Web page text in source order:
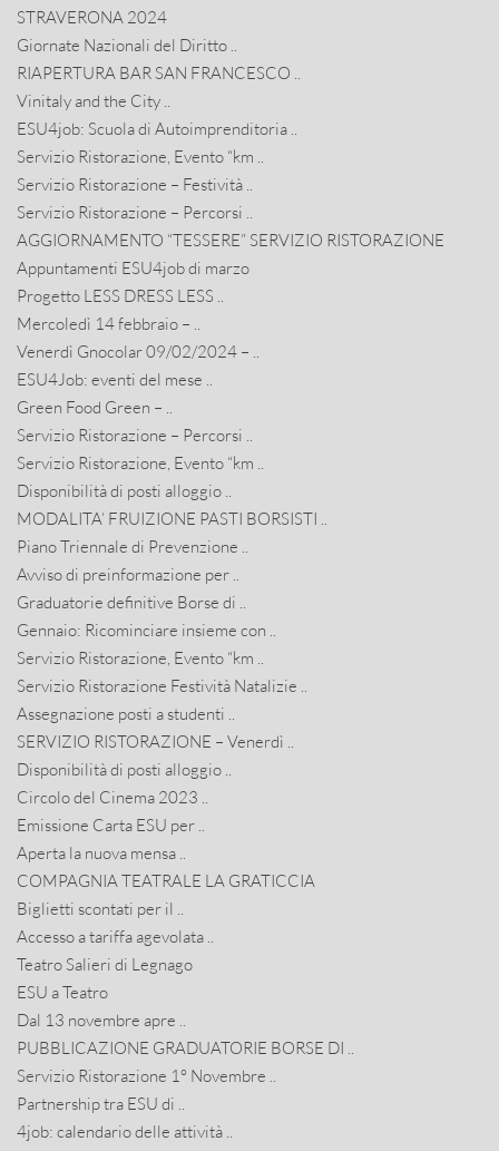
STRAVERONA 2024
Giornate Nazionali del Diritto ..
RIAPERTURA BAR SAN FRANCESCO ..
Vinitaly and the City ..
ESU4job: Scuola di Autoimprenditoria ..
Servizio Ristorazione, Evento “km ..
Servizio Ristorazione – Festività ..
Servizio Ristorazione – Percorsi ..
AGGIORNAMENTO “TESSERE” SERVIZIO RISTORAZIONE
Appuntamenti ESU4job di marzo
Progetto LESS DRESS LESS ..
Mercoledì 14 febbraio – ..
Venerdì Gnocolar 09/02/2024 – ..
ESU4Job: eventi del mese ..
Green Food Green – ..
Servizio Ristorazione – Percorsi ..
Servizio Ristorazione, Evento “km ..
Disponibilità di posti alloggio ..
MODALITA’ FRUIZIONE PASTI BORSISTI ..
Piano Triennale di Prevenzione ..
Avviso di preinformazione per ..
Graduatorie definitive Borse di ..
Gennaio: Ricominciare insieme con ..
Servizio Ristorazione, Evento “km ..
Servizio Ristorazione Festività Natalizie ..
Assegnazione posti a studenti ..
SERVIZIO RISTORAZIONE – Venerdì ..
Disponibilità di posti alloggio ..
Circolo del Cinema 2023 ..
Emissione Carta ESU per ..
Aperta la nuova mensa ..
COMPAGNIA TEATRALE LA GRATICCIA
Biglietti scontati per il ..
Accesso a tariffa agevolata ..
Teatro Salieri di Legnago
ESU a Teatro
Dal 13 novembre apre ..
PUBBLICAZIONE GRADUATORIE BORSE DI ..
Servizio Ristorazione 1° Novembre ..
Partnership tra ESU di ..
4job: calendario delle attività ..